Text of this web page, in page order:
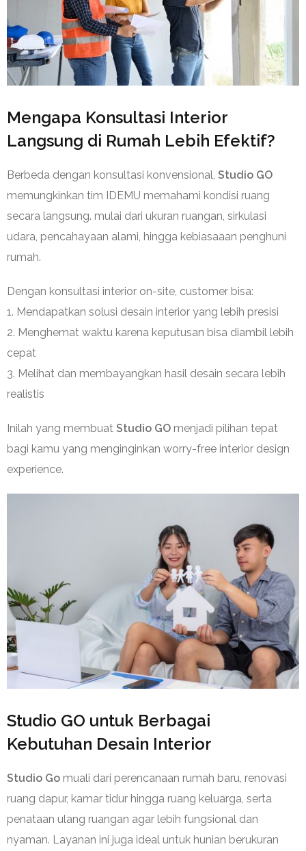
Mengapa Konsultasi Interior
Langsung di Rumah Lebih Efektif?
Berbeda dengan konsultasi konvensional, Studio GO
memungkinkan tim IDEMU memahami kondisi ruang
secara langsung. mulai dari ukuran ruangan, sirkulasi
udara, pencahayaan alami, hingga kebiasaaan penghuni
rumah.
Dengan konsultasi interior on-site, customer bisa:
1. Mendapatkan solusi desain interior yang lebih presisi
2. Menghemat waktu karena keputusan bisa diambil lebih
cepat
3. Melihat dan membayangkan hasil desain secara lebih
realistis
Inilah yang membuat Studio GO menjadi pilihan tepat
bagi kamu yang menginginkan worry-free interior design
experience.
Studio GO untuk Berbagai
Kebutuhan Desain Interior
Studio Go muali dari perencanaan rumah baru, renovasi
ruang dapur, kamar tidur hingga ruang keluarga, serta
penataan ulang ruangan agar lebih fungsional dan
nyaman. Layanan ini juga ideal untuk hunian berukuran